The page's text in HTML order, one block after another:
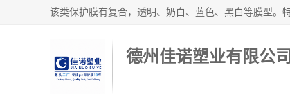
德州佳诺塑业有限公司